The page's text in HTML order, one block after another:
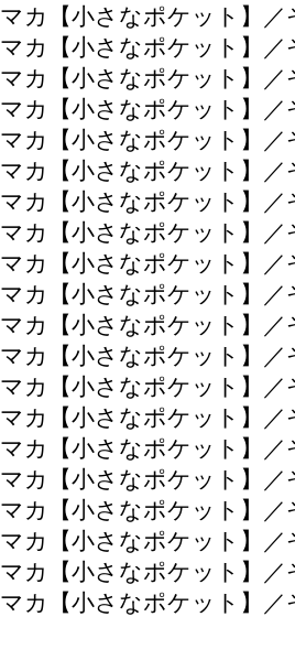
マカ【小さなポケット】／
マカ【小さなポケット】／
マカ【小さなポケット】／
マカ【小さなポケット】／
マカ【小さなポケット】／
マカ【小さなポケット】／
マカ【小さなポケット】／
マカ【小さなポケット】／
マカ【小さなポケット】／
マカ【小さなポケット】／
マカ【小さなポケット】／
マカ【小さなポケット】／
マカ【小さなポケット】／
マカ【小さなポケット】／
マカ【小さなポケット】／
マカ【小さなポケット】／
マカ【小さなポケット】／
マカ【小さなポケット】／
マカ【小さなポケット】／
マカ【小さなポケット】／